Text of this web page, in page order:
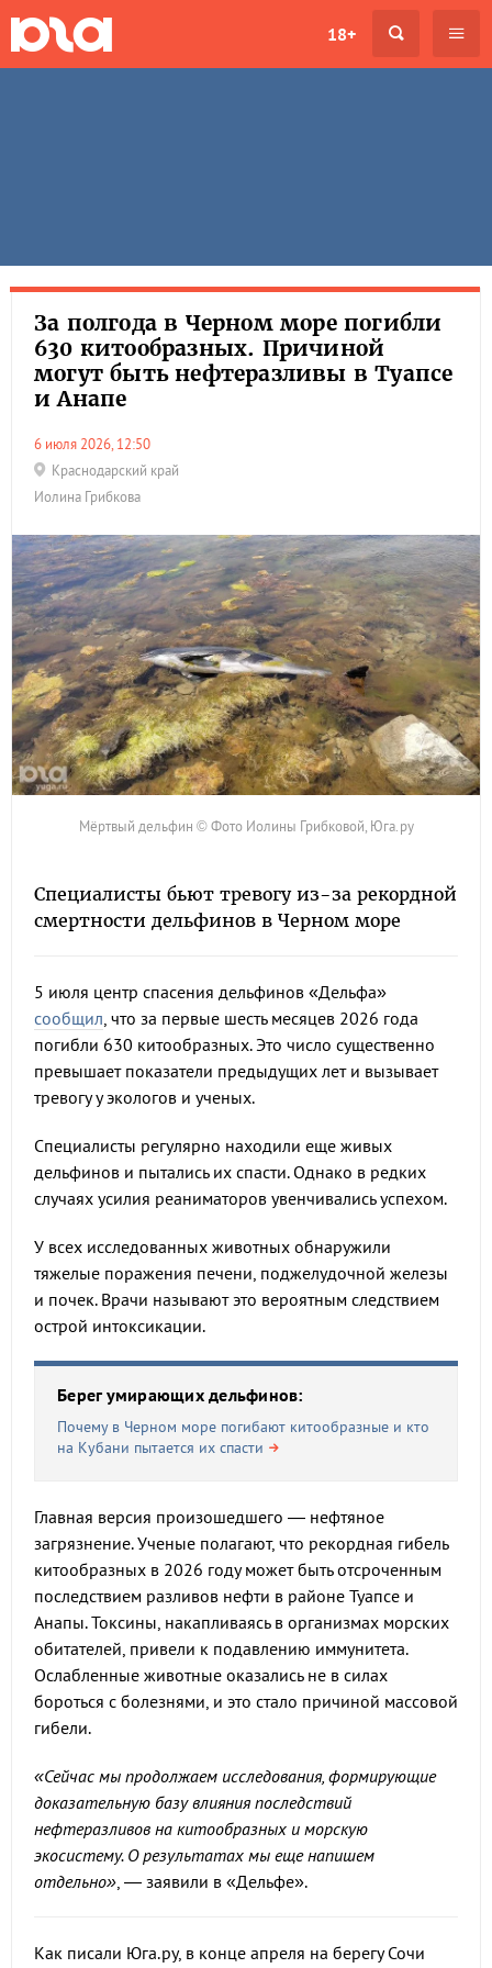
18+
За полгода в Черном море погибли
630 китообразных. Причиной
могут быть нефтеразливы в Туапсе
и Анапе
6 июля 2026, 12:50
Краснодарский край
Иолина Грибкова
Мёртвый дельфин © Фото Иолины Грибковой, Юга.ру
Специалисты бьют тревогу из-за рекордной
смертности дельфинов в Черном море
5 июля центр спасения дельфинов «Дельфа»
сообщил, что за первые шесть месяцев 2026 года
погибли 630 китообразных. Это число существенно
превышает показатели предыдущих лет и вызывает
тревогу у экологов и ученых.
Специалисты регулярно находили еще живых
дельфинов и пытались их спасти. Однако в редких
случаях усилия реаниматоров увенчивались успехом.
У всех исследованных животных обнаружили
тяжелые поражения печени, поджелудочной железы
и почек. Врачи называют это вероятным следствием
острой интоксикации.
Берег умирающих дельфинов:
Почему в Черном море погибают китообразные и кто
на Кубани пытается их спасти
Главная версия произошедшего — нефтяное
загрязнение. Ученые полагают, что рекордная гибель
китообразных в 2026 году может быть отсроченным
последствием разливов нефти в районе Туапсе и
Анапы. Токсины, накапливаясь в организмах морских
обитателей, привели к подавлению иммунитета.
Ослабленные животные оказались не в силах
бороться с болезнями, и это стало причиной массовой
гибели.
«Сейчас мы продолжаем исследования, формирующие
доказательную базу влияния последствий
нефтеразливов на китообразных и морскую
экосистему. О результатах мы еще напишем
отдельно», — заявили в «Дельфе».
Как писали Юга.ру, в конце апреля на берегу Сочи